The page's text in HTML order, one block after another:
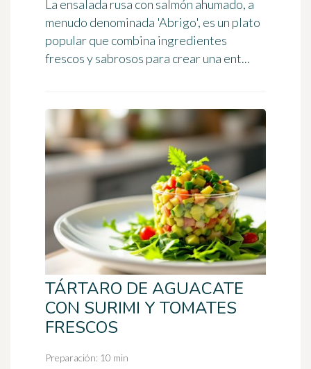
La ensalada rusa con salmón ahumado, a
menudo denominada 'Abrigo', es un plato
popular que combina ingredientes
frescos y sabrosos para crear una ent...
TÁRTARO DE AGUACATE
CON SURIMI Y TOMATES
FRESCOS
Preparación: 10 min